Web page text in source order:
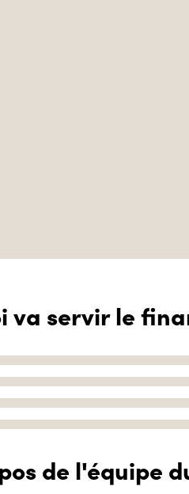
va servir le
de l'équipe